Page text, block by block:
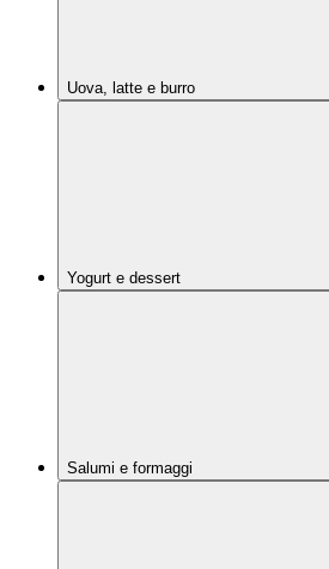
Uova, latte e burro
Yogurt e dessert
Salumi e formaggi